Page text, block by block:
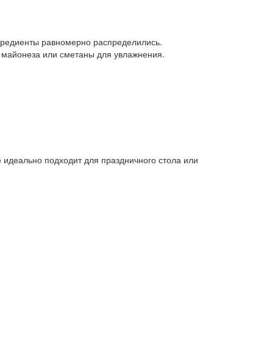
равномерно распределились.
или сметаны для увлажнения.
подходит для праздничного стола или